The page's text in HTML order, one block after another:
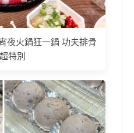
夜火鍋狂一鍋 功夫排骨
特別